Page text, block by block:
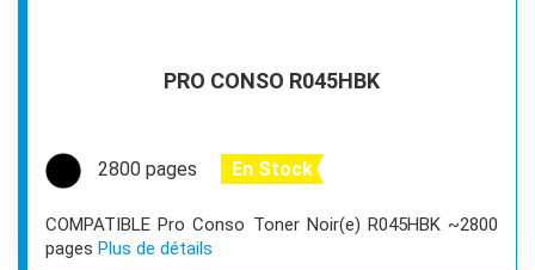
PRO CONSO R045HBK
2800 pages En Stock
COMPATIBLE Pro Conso Toner Noir(e) R045HBK ~2800
pages Plus de détails